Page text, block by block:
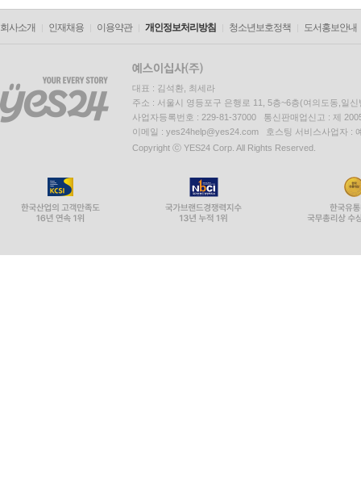
회사소개 인재채용 이용약관 개인정보처리방침 청소년보호정책 도서홍보안내
대표 : 김석환, 최세라
주소 : 서울시 영등포구 은행로 11, 5층~6층(여의도동,일신
사업자등록번호 : 229-81-37000 통신판매업신고 : 제
이메일 : yes24help@yes24.com 호스팅 서비스사업자 :
Copyright ⓒ YES24 Corp. All Rights Reserved.